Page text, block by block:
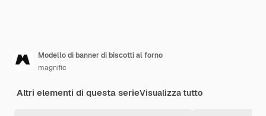
Modello di banner di biscotti al forno
magnific
Altri elementi di questa serieVisualizza tutto